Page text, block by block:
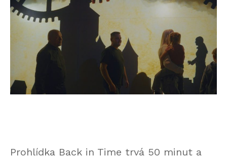
Prohlídka Back in Time trvá 50 minut a